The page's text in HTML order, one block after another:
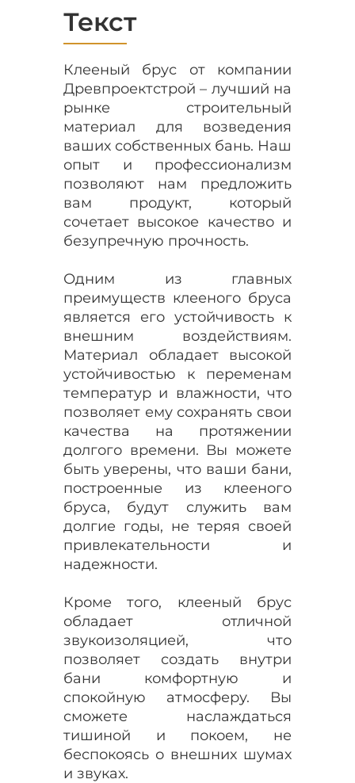
Текст
Клееный брус от компании
Древпроектстрой – лучший на
рынке строительный
материал для возведения
ваших собственных бань. Наш
опыт и профессионализм
позволяют нам предложить
вам продукт, который
сочетает высокое качество и
безупречную прочность.
Одним из главных
преимуществ клееного бруса
является его устойчивость к
внешним воздействиям.
Материал обладает высокой
устойчивостью к переменам
температур и влажности, что
позволяет ему сохранять свои
качества на протяжении
долгого времени. Вы можете
быть уверены, что ваши бани,
построенные из клееного
бруса, будут служить вам
долгие годы, не теряя своей
привлекательности и
надежности.
Кроме того, клееный брус
обладает отличной
звукоизоляцией, что
позволяет создать внутри
бани комфортную и
спокойную атмосферу. Вы
сможете наслаждаться
тишиной и покоем, не
беспокоясь о внешних шумах
и звуках.